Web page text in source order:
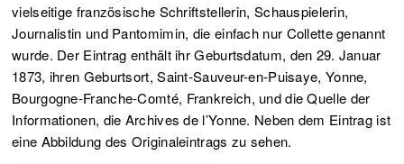
vielseitige französische Schriftstellerin, Schauspielerin,
Journalistin und Pantomimin, die einfach nur Collette genannt
wurde. Der Eintrag enthält ihr Geburtsdatum, den 29. Januar
1873, ihren Geburtsort, Saint-Sauveur-en-Puisaye, Yonne,
Bourgogne-Franche-Comté, Frankreich, und die Quelle der
Informationen, die Archives de l’Yonne. Neben dem Eintrag ist
eine Abbildung des Originaleintrags zu sehen.